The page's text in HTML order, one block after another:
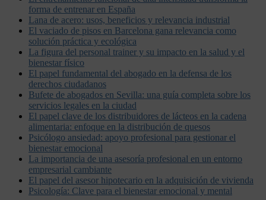
forma de entrenar en España
Lana de acero: usos, beneficios y relevancia industrial
El vaciado de pisos en Barcelona gana relevancia como
solución práctica y ecológica
La figura del personal trainer y su impacto en la salud y el
bienestar físico
El papel fundamental del abogado en la defensa de los
derechos ciudadanos
Bufete de abogados en Sevilla: una guía completa sobre los
servicios legales en la ciudad
El papel clave de los distribuidores de lácteos en la cadena
alimentaria: enfoque en la distribución de quesos
Psicólogo ansiedad: apoyo profesional para gestionar el
bienestar emocional
La importancia de una asesoría profesional en un entorno
empresarial cambiante
El papel del asesor hipotecario en la adquisición de vivienda
Psicología: Clave para el bienestar emocional y mental